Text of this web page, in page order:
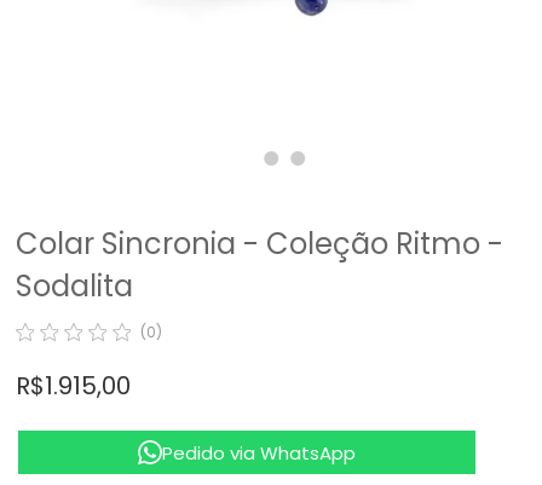
Colar Sincronia - Coleção Ritmo -
Sodalita
(0)
R$ 1.915,00
Pedido via WhatsApp